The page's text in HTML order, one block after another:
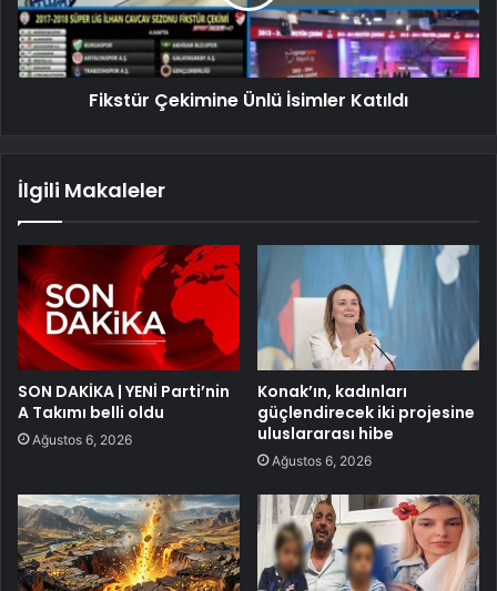
Fikstür Çekimine Ünlü İsimler Katıldı
İlgili Makaleler
SON DAKİKA | YENİ Parti’nin
A Takımı belli oldu
Ağustos 6, 2026
Konak’ın, kadınları
güçlendirecek iki projesine
uluslararası hibe
Ağustos 6, 2026